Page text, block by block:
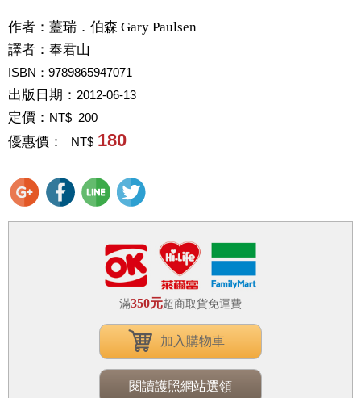
作者： 蓋瑞．伯森 Gary Paulsen
譯者： 奉君山
ISBN：9789865947071
出版日期： 2012-06-13
定價： NT$ 200
優惠價： NT$ 180
滿350元超商取貨免運費
加入購物車
閱讀護照網站選領